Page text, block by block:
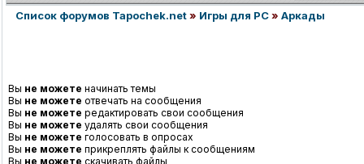
Список форумов Tapochek.net» Игры для PC» Аркады
Вы не можете начинать темы
Вы не можете отвечать на сообщения
Вы не можете редактировать свои сообщения
Вы не можете удалять свои сообщения
Вы не можете голосовать в опросах
Вы не можете прикреплять файлы к сообщениям
Вы не можете скачивать файлы